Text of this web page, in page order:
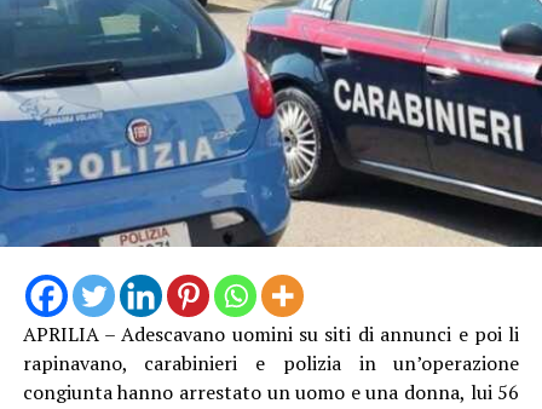
APRILIA – Adescavano uomini su siti di annunci e poi li
rapinavano, carabinieri e polizia in un’operazione
congiunta hanno arrestato un uomo e una donna, lui 56